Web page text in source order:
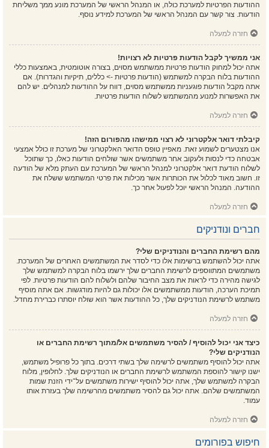
ההודעות הפרטיות למערכת כולה, או המנהל הראשי של המערכת מונע ממך משליחת
הודעות. צור קשר עם המנהל הראשי של המערכת למידע נוסף.
חזרה למעלה
אני ממשיך לקבל הודעות פרטיות לא רצויות!
אתה יכול למחוק הודעות פרטיות ממשתמש מסוים, בצורה אוטומטית, באמצעות כללי
ההודעות בלוח הבקרה למשתמש (הודעות פרטיות -> כללים, תיקיות והגדרות). אם
אתה מקבל הודעות פוגעניות ממשתמש מסוים, דווח על ההודעות למנהלים. יש להם
את האפשרות למנוע מהמשתמש לשלוח הודעות פרטיות.
חזרה למעלה
קיבלתי דואר אלקטרוני לא רצוי ממישהו מהפורום הזה!
אנו מצטערים לשמוע זאת. מאפיין טופס הדואר האלקטרוני של מערכת זו כולל אמצעי
אבטחה כדי לנסות ולעקוב אחר משתמשים אשר שולחים הודעות כאלו, כך שתוכל
לשלוח הודעת דואר אלקטרוני למנהל הראשי של המערכת עם העתק מלא של הודעה
זו. חשוב מאוד לכלול את הכותרות אשר מכילות את פרטי המשתמש ששלח את
ההודעה. המנהל הראשי יוכל לפעול אחר כך.
חזרה למעלה
חברים ונודניקים
מהם רשימת החברים והנודניקים שלי?
אתה יכול להשתמש ברשימות אלו כדי לסדר את המשתמשים האחרים של המערכת.
משתמשים המתווספים לרשימת החברים שלך ירשמו בלוח הבקרה למשתמש שלך
לגישה מהירה כדי לראות את מצב החיבור שלהם ולשלוח להם הודעות פרטיות. לפי
תמיכת הערכה, הודעות ממשתמשים אלו יכולות גם להיות מודגשות. אם אתה מוסיף
משתמש לרשימת הנודניקים שלך, כל ההודעות אשר הוא שולח יוסתרו כברירת מחדל.
חזרה למעלה
כיצד אני יכול להוסיף / להסיר משתמשים אל/מתוך רשימת החברים או
הנודניקים שלי?
אתה יכול להוסיף משתמשים לרשימה שלך בשתי דרכים. בתוך כל פרופיל משתמש,
ישנו קישור להוספת המשתמש לרשימת החברים או הנודניקים שלך. לחלופין, מלוח
הבקרה למשתמש שלך, אתה יכול להוסיף ישירות משתמשים על־ידי הזנת שמות
המשתמשים שלהם. אתה יכול גם להסיר משתמשים מהרשימה שלך בעזרת אותו
עמוד.
חזרה למעלה
חיפוש בפורומים